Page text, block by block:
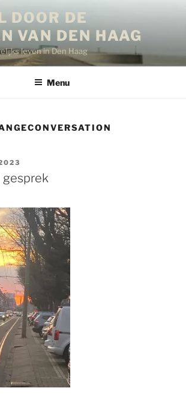
DOOR DE
VAN DEN HAAG
leven in Den Haag
Menu
gesprek